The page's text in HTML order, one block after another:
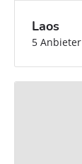
Laos
5 Anbieter